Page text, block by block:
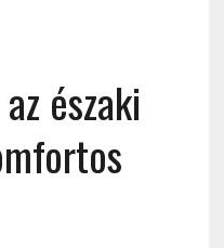
északi